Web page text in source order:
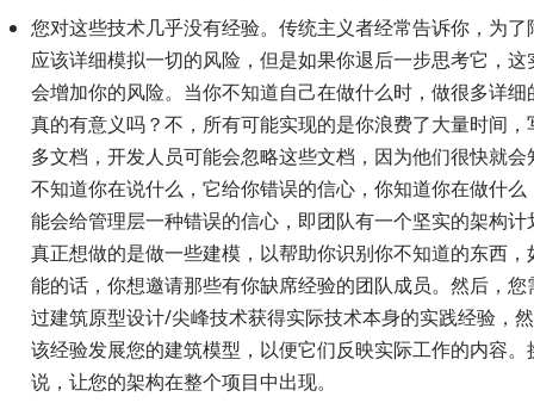
您对这些技术几乎没有经验。传统主义者经常告诉你，为了
应该详细模拟一切的风险，但是如果你退后一步思考它，这
会增加你的风险。当你不知道自己在做什么时，做很多详细
真的有意义吗？不，所有可能实现的是你浪费了大量时间，
多文档，开发人员可能会忽略这些文档，因为他们很快就会
不知道你在说什么，它给你错误的信心，你知道你在做什么
能会给管理层一种错误的信心，即团队有一个坚实的架构计
真正想做的是做一些建模，以帮助你识别你不知道的东西，
能的话，你想邀请那些有你缺席经验的团队成员。然后，您
过建筑原型设计/尖峰技术获得实际技术本身的实践经验，
该经验发展您的建筑模型，以便它们反映实际工作的内容。
说，让您的架构在整个项目中出现。